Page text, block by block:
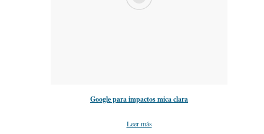
Google para impactos mica clara
Leer más